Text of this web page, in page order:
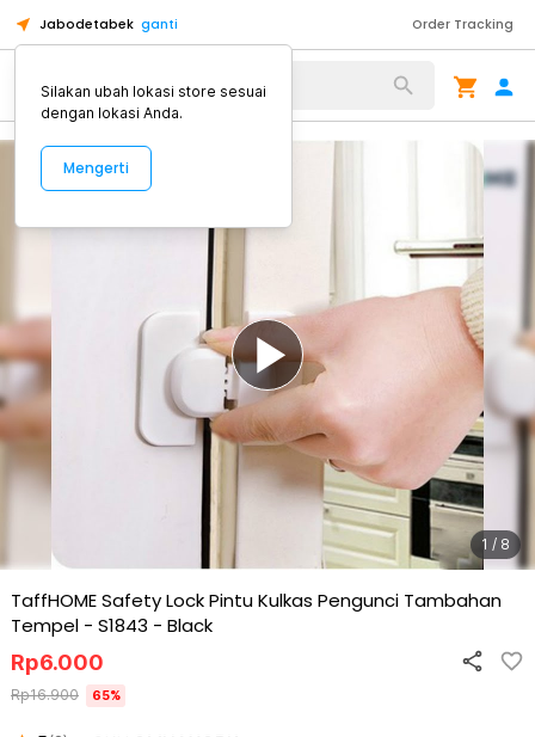
Jabodetabek ganti Order Tracking
Alat Kopi
1 / 8
TaffHOME Safety Lock Pintu Kulkas Pengunci Tambahan
Tempel - S1843 - Black
Rp6.000
Rp16.900 65%
Silakan ubah lokasi store sesuai
dengan lokasi Anda.
Mengerti